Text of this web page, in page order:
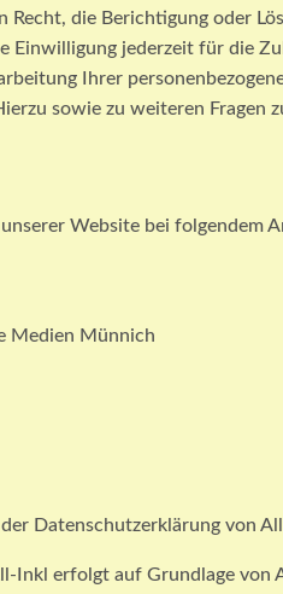
Recht, die Berichtigung oder
Einwilligung jederzeit für die
Ihrer
sowie zu weiteren Fragen
Website bei folgendem
Medien Münnich
der Datenschutzerklärung von
Inkl erfolgt auf Grundlage von